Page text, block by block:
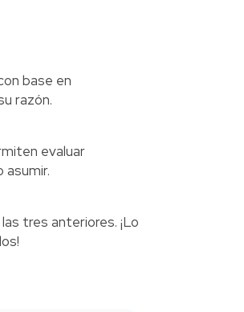
base en
razón.
evaluar
tres anteriores. ¡Lo